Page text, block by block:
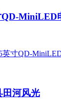
QD-MiniLED
田河风光